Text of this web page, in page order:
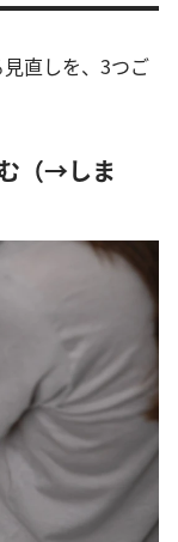
直しを、3つご
（→しま